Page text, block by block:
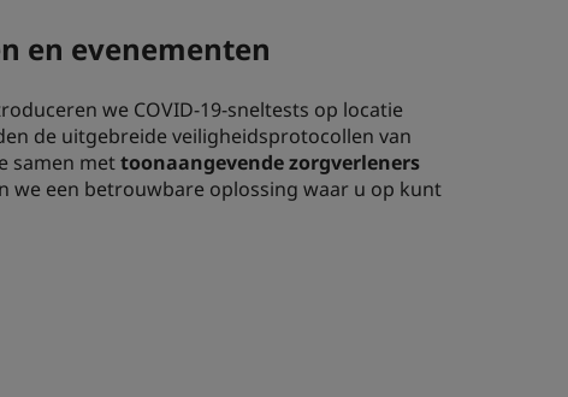
en evenementen
we COVID-19-sneltests op locatie
de uitgebreide veiligheidsprotocollen van
samen mettoonaangevende zorgverleners
we een betrouwbare oplossing waar u op kunt